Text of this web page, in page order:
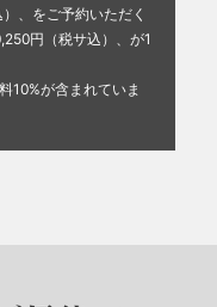
、をご予約いただく
円（税サ込）、が1
10%が含まれていま